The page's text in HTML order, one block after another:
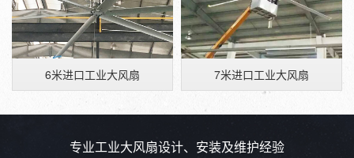
6米进口工业大风扇 7米进口工业大风扇
专业工业大风扇设计、安装及维护经验